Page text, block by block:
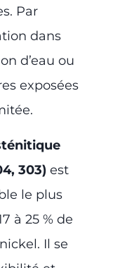
Par
dans
d’eau ou
exposées
303) est
le plus
à 25 % de
Il se